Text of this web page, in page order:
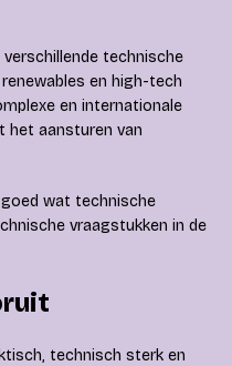
verschillende technische
en high-tech
en internationale
het aansturen van
wat technische
vraagstukken in de
technisch sterk en